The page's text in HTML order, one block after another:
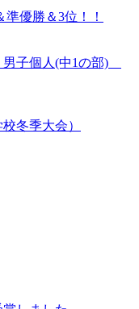
優勝＆3位！！
男子個人(中1の部)
冬季大会）